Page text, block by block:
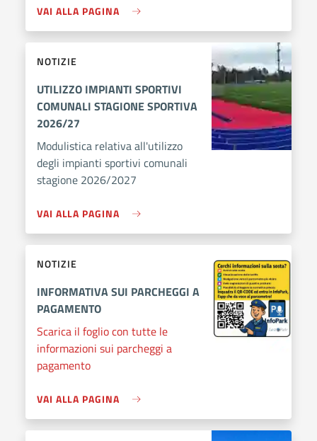
VAI ALLA PAGINA
NOTIZIE
UTILIZZO IMPIANTI SPORTIVI
COMUNALI STAGIONE SPORTIVA
2026/27
Modulistica relativa all'utilizzo
degli impianti sportivi comunali
stagione 2026/2027
VAI ALLA PAGINA
NOTIZIE
INFORMATIVA SUI PARCHEGGI A
PAGAMENTO
Scarica il foglio con tutte le
informazioni sui parcheggi a
pagamento
VAI ALLA PAGINA